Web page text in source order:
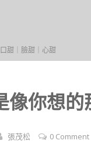
甜｜臉甜｜心甜
像你想的
張茂松 0 Comment